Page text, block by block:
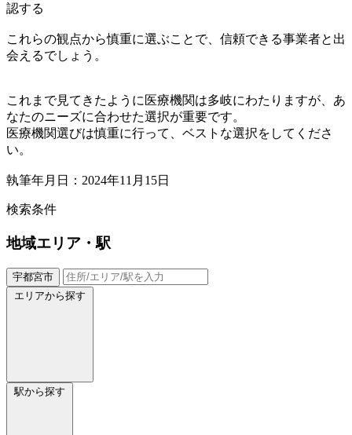
認する
これらの観点から慎重に選ぶことで、信頼できる事業者と出
会えるでしょう。
これまで見てきたように医療機関は多岐にわたりますが、あ
なたのニーズに合わせた選択が重要です。
医療機関選びは慎重に行って、ベストな選択をしてくださ
い。
執筆年月日：2024年11月15日
検索条件
地域エリア・駅
宇都宮市
エリアから探す
駅から探す